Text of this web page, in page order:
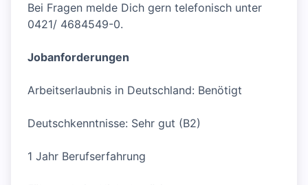
Bei Fragen melde Dich gern telefonisch unter
0421/ 4684549-0.
Jobanforderungen
Arbeitserlaubnis in Deutschland: Benötigt
Deutschkenntnisse: Sehr gut (B2)
1 Jahr Berufserfahrung